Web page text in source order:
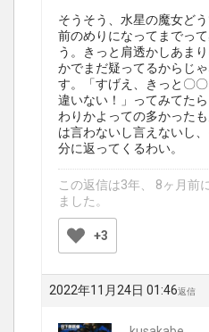
そうそう、水星の魔女ど
前のめりになってまでっ
う。きっと肩透かしあま
かでまだ疑ってるからじ
す。「すげえ、きっと〇
違いない！」ってみてた
わりかよっての多かった
は言わないし言えないし
分に返ってくるわい。
この返信は3年、 8ヶ月前
ました。
+3
2022年11月24日 01:46返信